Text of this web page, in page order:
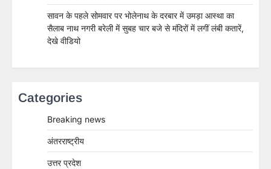
सावन के पहले सोमवार पर भोलेनाथ के दरबार में उमड़ा आस्था का
सैलाब नाथ नगरी बरेली में सुबह चार बजे से मंदिरों में लगीं लंबी कतारें,
देखे वीडियो
Categories
Breaking news
अंतरराष्ट्रीय
उत्तर प्रदेश